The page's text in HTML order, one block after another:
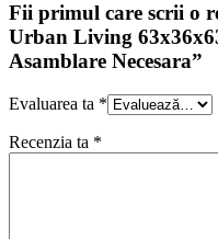
Fii primul care scrii o
Urban Living
Asamblare Necesara”
Evaluarea ta *
Recenzia ta *